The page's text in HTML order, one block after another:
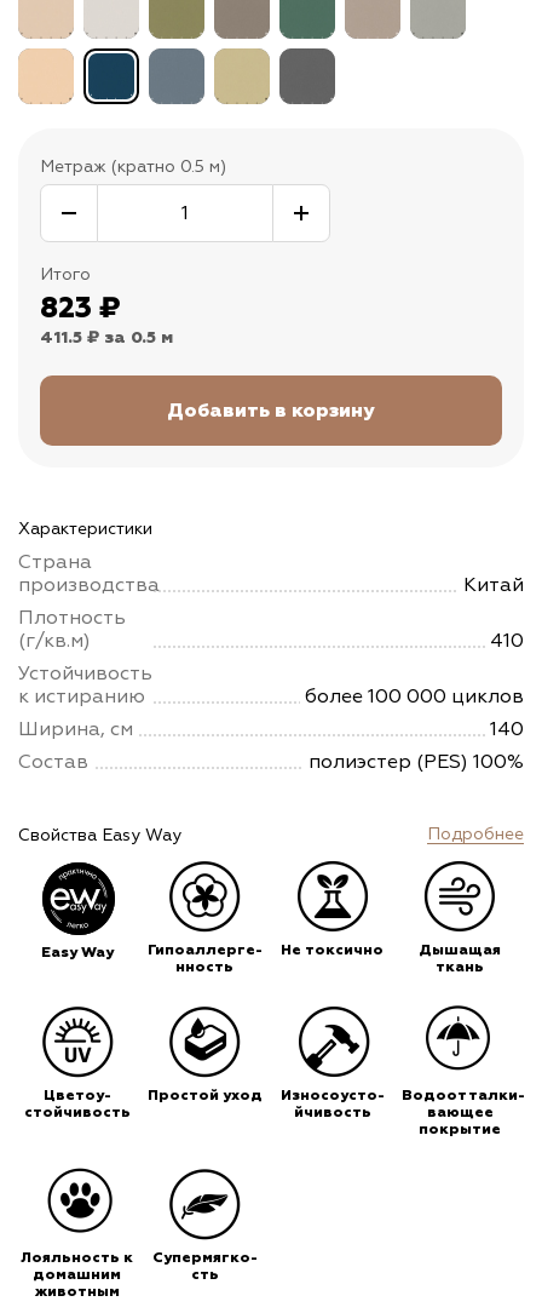
Метраж (кратно 0.5 м)
Итого
823 ₽
411.5 ₽ за 0.5 м
Характеристики
Страна
производства
Китай
Плотность
(г/кв.м)
410
Устойчивость
к истиранию
более 100 000 циклов
Ширина, см
140
Состав
полиэстер (PES) 100%
Свойства Easy Way Подробнее
Easy Way
Гипоаллерге-
нность
Не токсично
Дышащая
ткань
Цветоу-
стойчивость
Простой уход
Износоусто-
йчивость
Водоотталки-
вающее
покрытие
Лояльность к
домашним
животным
Супермягко-
сть